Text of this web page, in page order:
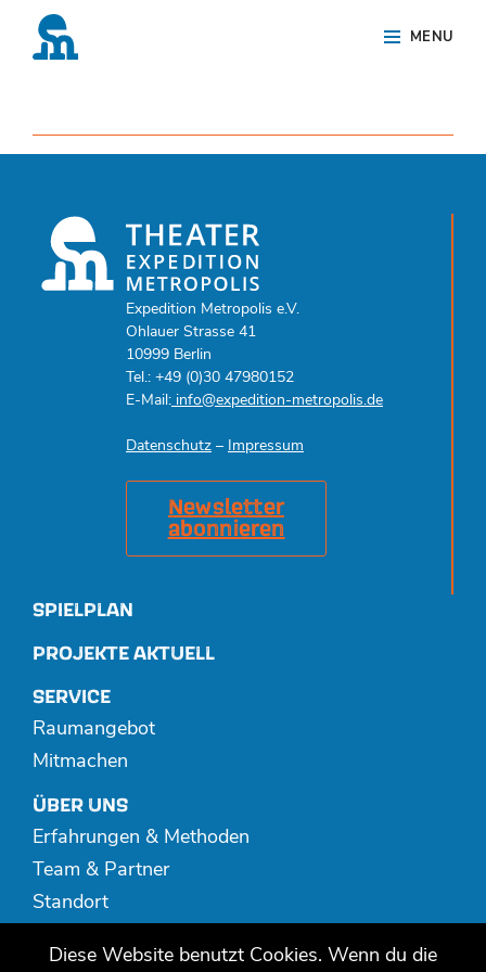
MENU
Overlay
Expedition Metropolis e.V.
Ohlauer Strasse 41
10999 Berlin
Tel.: +49 (0)30 47980152
E-Mail: info@expedition-metropolis.de
Datenschutz – Impressum
Newsletter
abonnieren
SPIELPLAN
PROJEKTE AKTUELL
SERVICE
Raumangebot
Mitmachen
ÜBER UNS
Erfahrungen & Methoden
Team & Partner
Standort
Diese Website benutzt Cookies. Wenn du die